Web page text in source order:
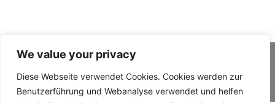
We value your privacy
Diese Webseite verwendet Cookies. Cookies werden zur
Benutzerführung und Webanalyse verwendet und helfen
Datenschutzerklärung
Impressum